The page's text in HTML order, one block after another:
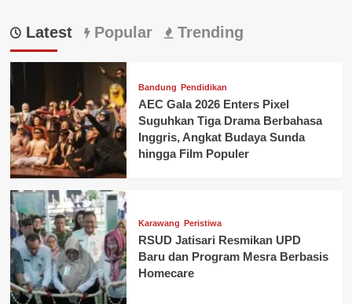
Ciampel
Latest Popular Trending
Bandung Pendidikan
AEC Gala 2026 Enters Pixel
Suguhkan Tiga Drama Berbahasa
Inggris, Angkat Budaya Sunda
hingga Film Populer
Karawang Peristiwa
RSUD Jatisari Resmikan UPD
Baru dan Program Mesra Berbasis
Homecare